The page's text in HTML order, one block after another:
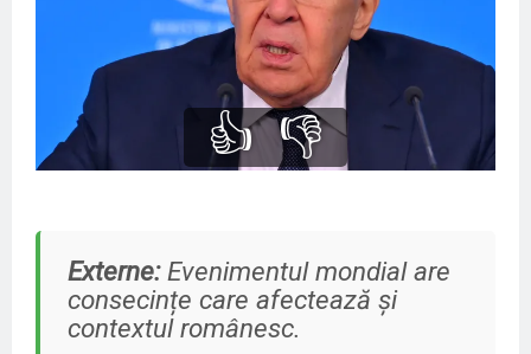
👍 👎
Externe:Evenimentul mondial are
consecințe care afectează și
contextul românesc.